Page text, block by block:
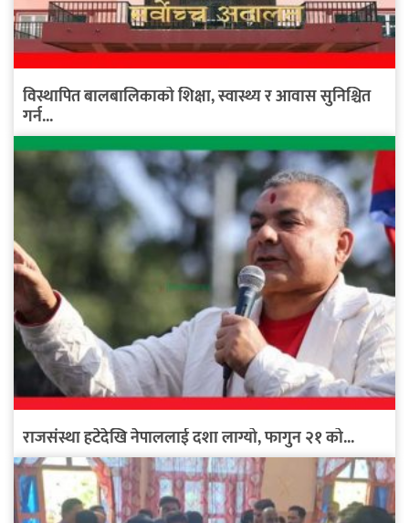
विस्थापित बालबालिकाको शिक्षा, स्वास्थ्य र आवास सुनिश्चित
गर्न...
राजसंस्था हटेदेखि नेपाललाई दशा लाग्यो, फागुन २१ को...